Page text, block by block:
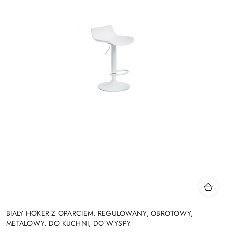
BIAŁY HOKER Z OPARCIEM, REGULOWANY, OBROTOWY,
METALOWY, DO KUCHNI, DO WYSPY